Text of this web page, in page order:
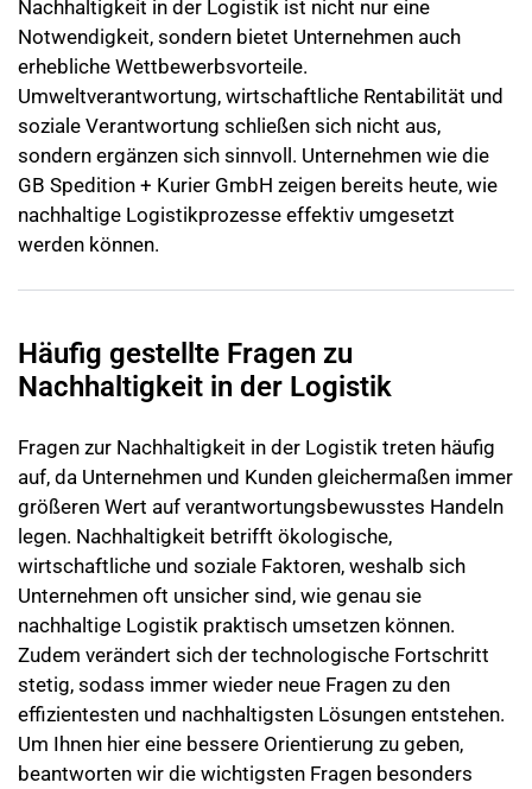
Nachhaltigkeit in der Logistik ist nicht nur eine
Notwendigkeit, sondern bietet Unternehmen auch
erhebliche Wettbewerbsvorteile.
Umweltverantwortung, wirtschaftliche Rentabilität und
soziale Verantwortung schließen sich nicht aus,
sondern ergänzen sich sinnvoll. Unternehmen wie die
GB Spedition + Kurier GmbH zeigen bereits heute, wie
nachhaltige Logistikprozesse effektiv umgesetzt
werden können.
Häufig gestellte Fragen zu
Nachhaltigkeit in der Logistik
Fragen zur Nachhaltigkeit in der Logistik treten häufig
auf, da Unternehmen und Kunden gleichermaßen immer
größeren Wert auf verantwortungsbewusstes Handeln
legen. Nachhaltigkeit betrifft ökologische,
wirtschaftliche und soziale Faktoren, weshalb sich
Unternehmen oft unsicher sind, wie genau sie
nachhaltige Logistik praktisch umsetzen können.
Zudem verändert sich der technologische Fortschritt
stetig, sodass immer wieder neue Fragen zu den
effizientesten und nachhaltigsten Lösungen entstehen.
Um Ihnen hier eine bessere Orientierung zu geben,
beantworten wir die wichtigsten Fragen besonders